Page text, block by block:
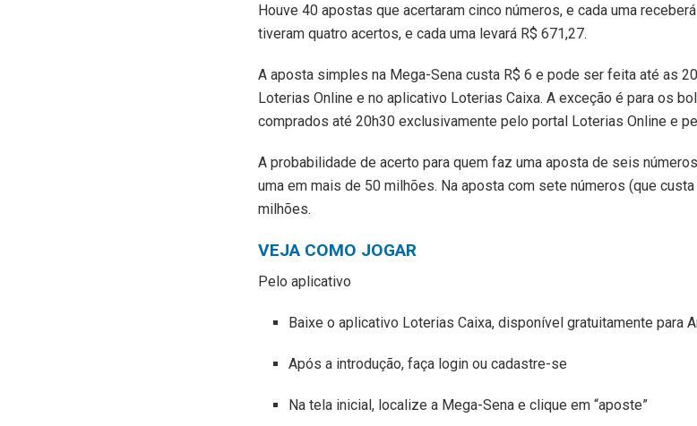
Houve 40 apostas que acertaram cinco números, e cada uma
tiveram quatro acertos, e cada uma levará R$ 671,27.
A aposta simples na Mega-Sena custa R$ 6 e pode ser feita até as
Loterias Online e no aplicativo Loterias Caixa. A exceção é para os
comprados até 20h30 exclusivamente pelo portal Loterias Online e
A probabilidade de acerto para quem faz uma aposta de seis
uma em mais de 50 milhões. Na aposta com sete números (que custa
milhões.
VEJA COMO JOGAR
Pelo aplicativo
Baixe o aplicativo Loterias Caixa, disponível gratuitamente para
Após a introdução, faça login ou cadastre-se
Na tela inicial, localize a Mega-Sena e clique em “aposte”